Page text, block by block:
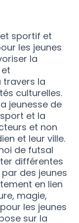
sportif et
les jeunes
la
travers la
culturelles.
jeunesse de
et la
et non
et leur ville.
de futsal
différentes
des jeunes
en lien
magie,
les jeunes
sur la